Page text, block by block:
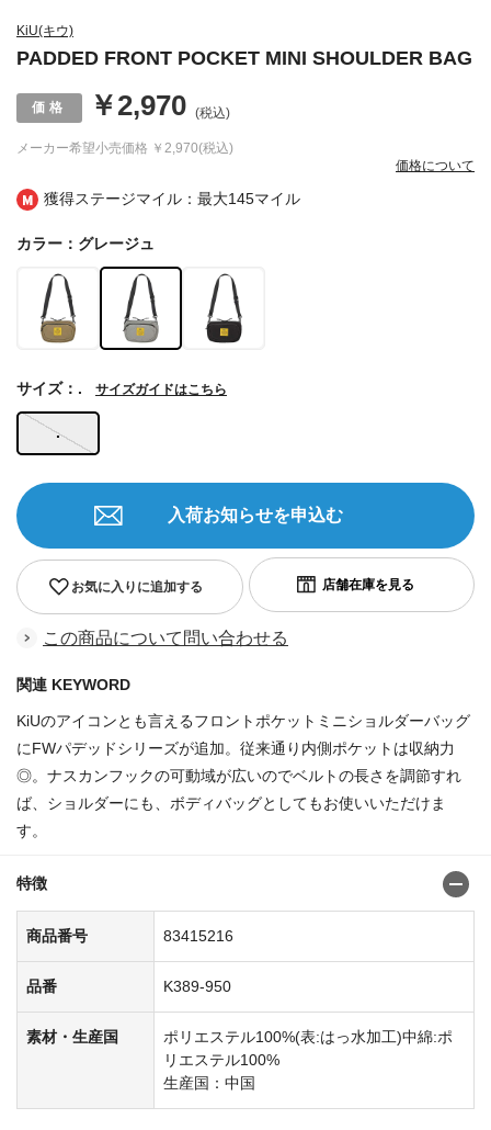
獲得ステージマイル：最大145マイル
KiU(キウ)
PADDED FRONT POCKET MINI SHOULDER BAG
メーカー希望小売価格 ￥2,970(税込)
￥2,970 (税込)
価格について
カラー：グレージュ
.
サイズ：. サイズガイドはこちら
お気に入りに追加する
入荷お知らせを申込む
この商品について問い合わせる
関連 KEYWORD
KiUのアイコンとも言えるフロントポケットミニショルダーバッグ
にFWパデッドシリーズが追加。従来通り内側ポケットは収納力
◎。ナスカンフックの可動域が広いのでベルトの長さを調節すれ
ば、ショルダーにも、ボディバッグとしてもお使いいただけま
す。
特徴
商品番号 83415216
品番 K389-950
素材・生産国
ポリエステル100%(表:はっ水加工)中綿:ポ
リエステル100%
生産国：中国